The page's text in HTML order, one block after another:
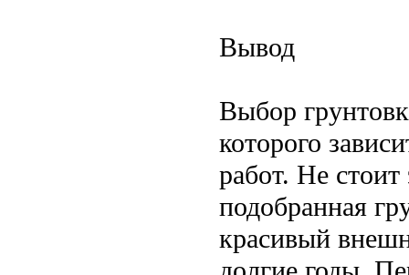
Вывод
Выбор
которого
работ. Не
подобранная
красивый